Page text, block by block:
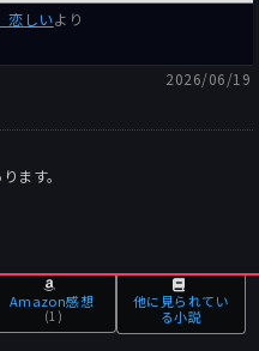
影。
でした。
恋しいより
2026/06/19
ます。
Amazon感想
(1)
他に見られてい
る小説